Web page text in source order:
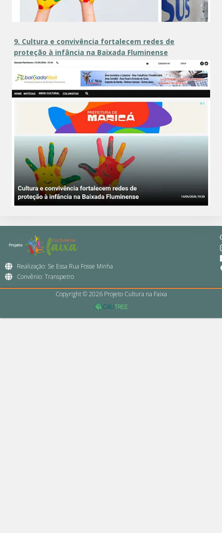
9. Cultura e convivência fortalecem redes de
proteção à infância na Baixada Fluminense
Realização: Se Essa Rua Fosse Minha
Convênio: Transpetro
Copyright © 2026 Projeto Cultura na Faixa